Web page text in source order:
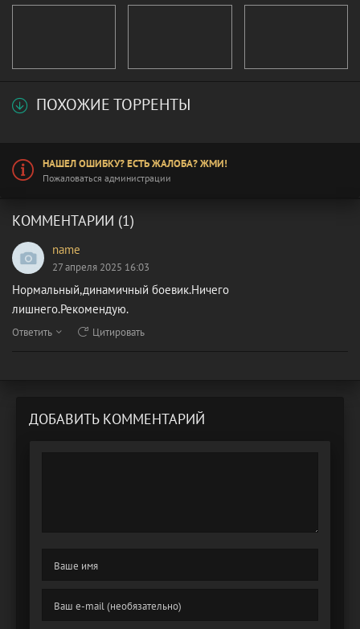
ПОХОЖИЕ ТОРРЕНТЫ
НАШЕЛ ОШИБКУ? ЕСТЬ ЖАЛОБА? ЖМИ!
Пожаловаться администрации
КОММЕНТАРИИ (1)
name
27 апреля 2025 16:03
Нормальный,динамичный боевик.Ничего
лишнего.Рекомендую.
Ответить Цитировать
ДОБАВИТЬ КОММЕНТАРИЙ